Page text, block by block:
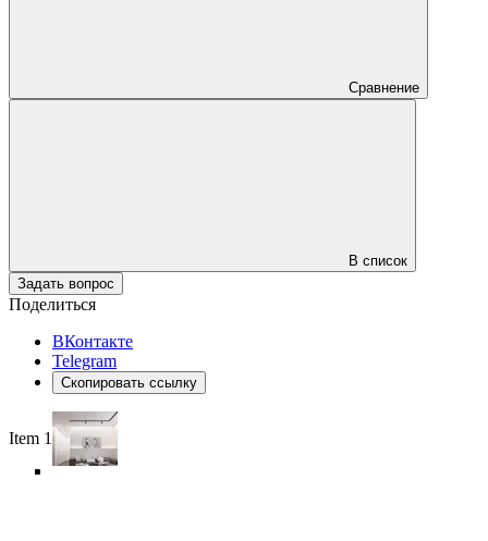
Сравнение
В список
Задать вопрос
Поделиться
ВКонтакте
Telegram
Скопировать ссылку
Item 1 of 6